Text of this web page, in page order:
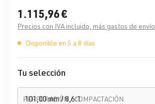
1.115,96 €
Precios con IVA incluido, más gastos de envío
Disponible en 5 a 8 días
Tu selección
PERFORACIÓN / COMPACTACIÓN